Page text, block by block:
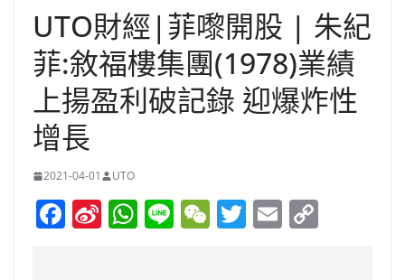
UTO財經|菲嚟開股 | 朱紀
菲:敘福樓集團(1978)業績
上揚盈利破記錄 迎爆炸性
增長
2021-04-01 UTO
F Si W Li W T E